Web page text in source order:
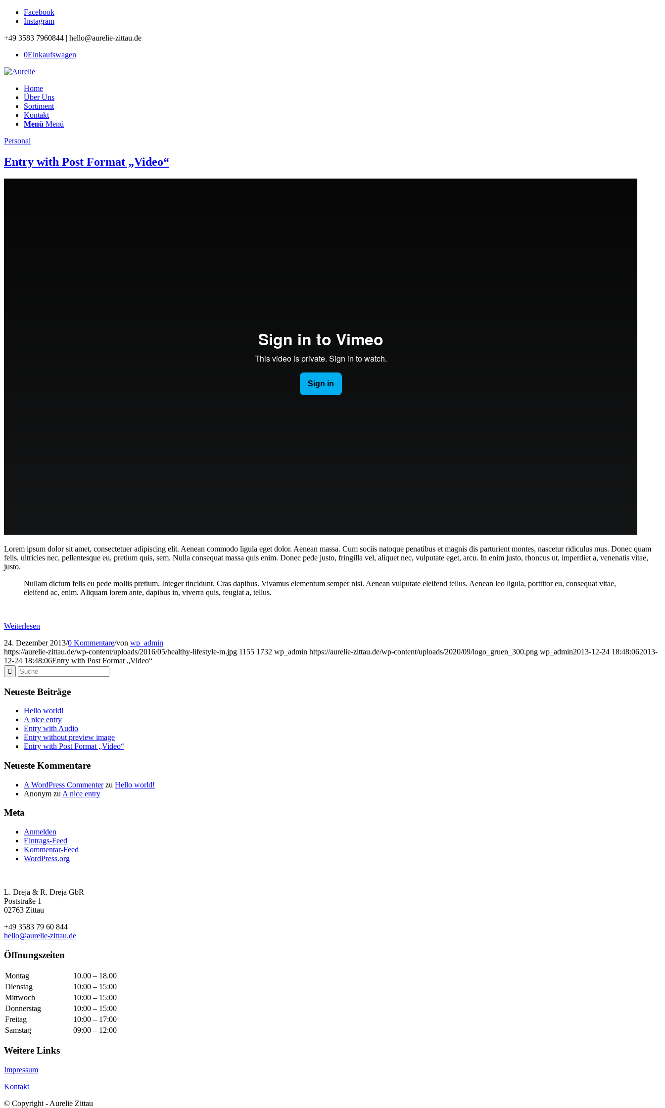
Facebook
Instagram
+49 3583 7960844 | hello@aurelie-zittau.de
0Einkaufswagen
Home
Über Uns
Sortiment
Kontakt
Menü Menü
Personal
Entry with Post Format „Video“
Lorem ipsum dolor sit amet, consectetuer adipiscing elit. Aenean commodo ligula eget dolor. Aenean massa. Cum sociis natoque penatibus et magnis dis parturient montes, nascetur ridiculus mus. Donec quam
felis, ultricies nec, pellentesque eu, pretium quis, sem. Nulla consequat massa quis enim. Donec pede justo, fringilla vel, aliquet nec, vulputate eget, arcu. In enim justo, rhoncus ut, imperdiet a, venenatis vitae,
justo.
Nullam dictum felis eu pede mollis pretium. Integer tincidunt. Cras dapibus. Vivamus elementum semper nisi. Aenean vulputate eleifend tellus. Aenean leo ligula, porttitor eu, consequat vitae,
eleifend ac, enim. Aliquam lorem ante, dapibus in, viverra quis, feugiat a, tellus.
Weiterlesen
24. Dezember 2013/0 Kommentare/von wp_admin
https://aurelie-zittau.de/wp-content/uploads/2016/05/healthy-lifestyle-m.jpg 1155 1732 wp_admin https://aurelie-zittau.de/wp-content/uploads/2020/09/logo_gruen_300.png wp_admin2013-12-24 18:48:062013-
12-24 18:48:06Entry with Post Format „Video“
Neueste Beiträge
Hello world!
A nice entry
Entry with Audio
Entry without preview image
Entry with Post Format „Video“
Neueste Kommentare
A WordPress Commenterzu Hello world!
Anonym zu A nice entry
Meta
Anmelden
Eintrags-Feed
Kommentar-Feed
WordPress.org
L. Dreja & R. Dreja GbR
Poststraße 1
02763 Zittau
+49 3583 79 60 844
hello@aurelie-zittau.de
Öffnungszeiten
Montag
10.00 – 18.00
Dienstag
10:00 – 15:00
Mittwoch
10:00 – 15:00
Donnerstag
10:00 – 15:00
Freitag
10:00 – 17:00
Samstag
09:00 – 12:00
Weitere Links
Impressum
Kontakt
© Copyright - Aurelie Zittau